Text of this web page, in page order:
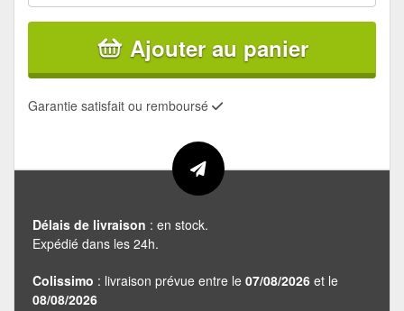
Ajouter au panier
Garantie satisfait ou remboursé
Délais de livraison : en stock.
Expédié dans les 24h.
Colissimo : livraison prévue entre le 07/08/2026 et le
08/08/2026